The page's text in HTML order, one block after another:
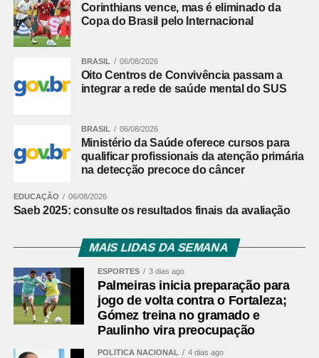
Fonte:Ministério Público PR
Comentários Facebook
Corinthians vence, mas é eliminado da
Copa do Brasil pelo Internacional
BRASIL 06/08/2026
Oito Centros de Convivência passam a
integrar a rede de saúde mental do SUS
BRASIL 06/08/2026
Ministério da Saúde oferece cursos para
qualificar profissionais da atenção primária
na detecção precoce do câncer
EDUCAÇÃO 06/08/2026
Saeb 2025: consulte os resultados finais da avaliação
MAIS LIDAS DA SEMANA
ESPORTES 3 dias ago
Palmeiras inicia preparação para
jogo de volta contra o Fortaleza;
Gómez treina no gramado e
Paulinho vira preocupação
POLÍTICA NACIONAL 4 dias ago